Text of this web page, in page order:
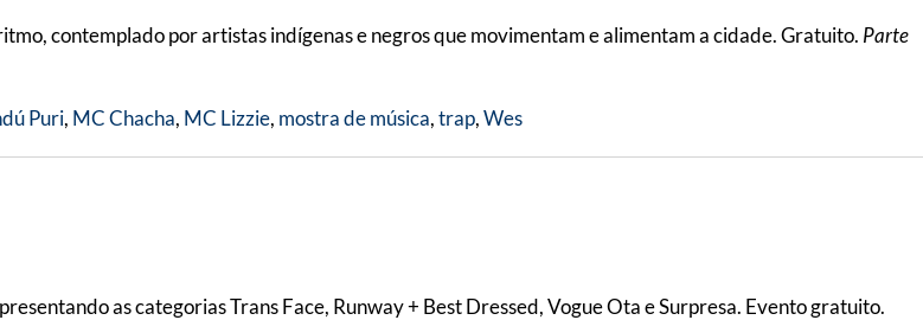
contemplado por artistas indígenas e negros que movimentam e alimentam a cidade. Gratuito. Parte
Puri, MC Chacha, MC Lizzie, mostra de música,trap,Wes
as categorias Trans Face, Runway + Best Dressed, Vogue Ota e Surpresa. Evento gratuito.